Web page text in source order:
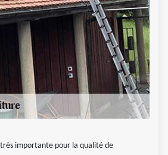
importante pour la qualité de